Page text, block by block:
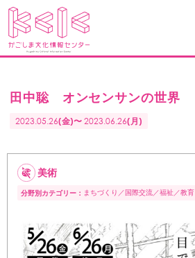
田中聡 オンセンサンの世界
2023.05.26(金)〜2023.06.26(月)
美術
分野別カテゴリー： まちづくり 国際交流 福祉 教育